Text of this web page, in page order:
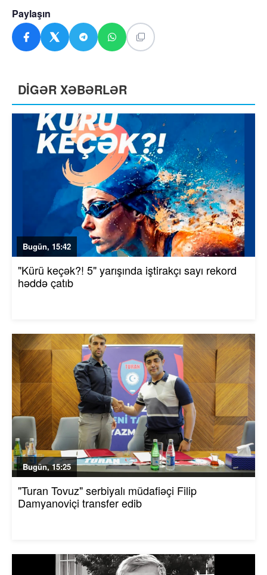
Paylaşın
DİGƏR XƏBƏRLƏR
Bugün, 15:42
"Kürü keçək?! 5" yarışında iştirakçı sayı rekord
həddə çatıb
Bugün, 15:25
"Turan Tovuz" serbiyalı müdafiəçi Filip
Damyanoviçi transfer edib